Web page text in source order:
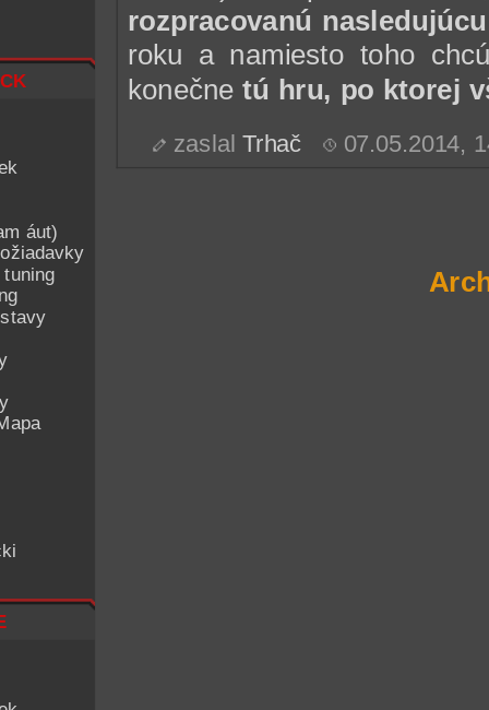
áut)
rozpracovanú
roku a namiesto toho
konečnetú hru, po ktorej
zaslalTrhač 07.05.2014,